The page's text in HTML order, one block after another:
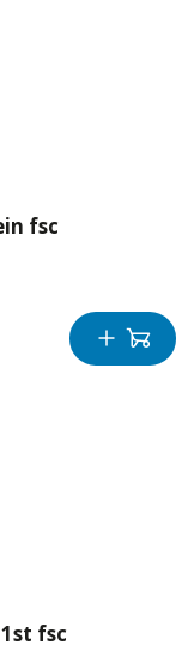
fsc
fsc